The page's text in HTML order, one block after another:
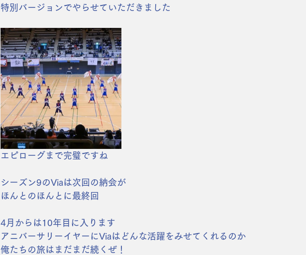
特別バージョンでやらせていただきました
エピローグまで完璧ですね
シーズン9のViaは次回の納会が
ほんとのほんとに最終回
4月からは10年目に入ります
アニバーサリーイヤーにViaはどんな活躍をみせてくれるのか
俺たちの旅はまだまだ続くぜ！